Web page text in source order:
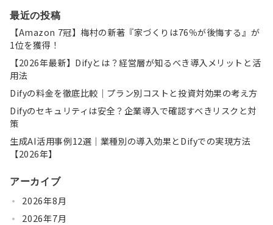
最近の投稿
【Amazon 7冠】梅村の新著『家づくりは76％が後悔する』が
1位を獲得！
【2026年最新】Difyとは？経営層が知るべき導入メリットと活
用法
Difyの料金を徹底比較｜プラン別コストと投資対効果の考え方
Difyのセキュリティは安全？企業導入で確認すべきリスクと対
策
生成AI活用事例12選｜業種別の導入効果とDifyでの実現方法
【2026年】
アーカイブ
2026年8月
2026年7月